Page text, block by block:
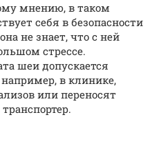
мнению, в таком
себя в безопасности
не знает, что с ней
стрессе.
шеи допускается
в клинике,
или переносят